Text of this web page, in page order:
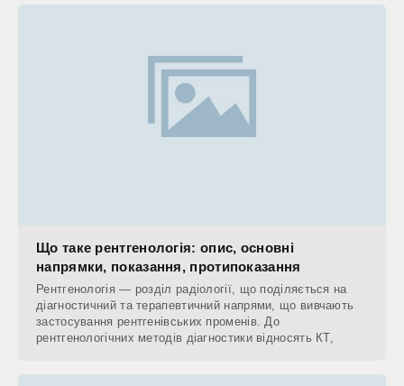
Що таке рентгенологія: опис, основні
напрямки, показання, протипоказання
Рентгенологія — розділ радіології, що поділяється на
діагностичний та терапевтичний напрями, що вивчають
застосування рентгенівських променів. До
рентгенологічних методів діагностики відносять КТ,